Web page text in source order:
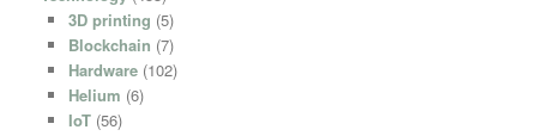
3D printing (5)
Blockchain (7)
Hardware(102)
Helium (6)
IoT(56)